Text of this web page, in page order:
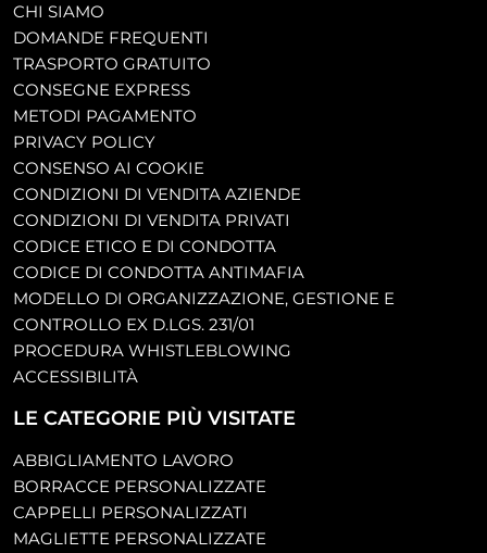
CHI SIAMO
DOMANDE FREQUENTI
TRASPORTO GRATUITO
CONSEGNE EXPRESS
METODI PAGAMENTO
PRIVACY POLICY
CONSENSO AI COOKIE
CONDIZIONI DI VENDITA AZIENDE
CONDIZIONI DI VENDITA PRIVATI
CODICE ETICO E DI CONDOTTA
CODICE DI CONDOTTA ANTIMAFIA
MODELLO DI ORGANIZZAZIONE, GESTIONE E
CONTROLLO EX D.LGS. 231/01
PROCEDURA WHISTLEBLOWING
ACCESSIBILITÀ
LE CATEGORIE PIÙ VISITATE
ABBIGLIAMENTO LAVORO
BORRACCE PERSONALIZZATE
CAPPELLI PERSONALIZZATI
MAGLIETTE PERSONALIZZATE